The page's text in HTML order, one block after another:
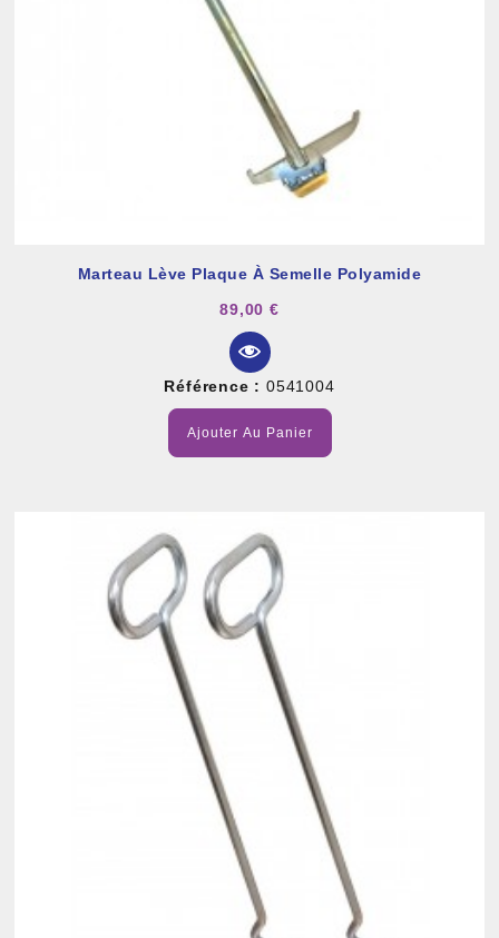
Marteau Lève Plaque À Semelle Polyamide
89,00 €
Référence : 0541004
Ajouter Au Panier